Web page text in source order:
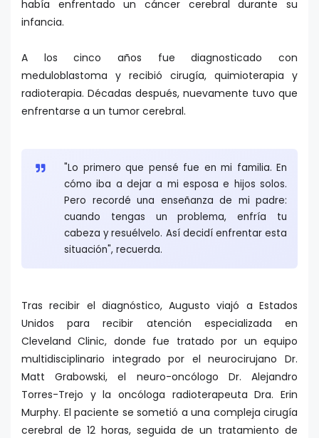
había enfrentado un cáncer cerebral durante su
infancia.
A los cinco años fue diagnosticado con
meduloblastoma y recibió cirugía, quimioterapia y
radioterapia. Décadas después, nuevamente tuvo que
enfrentarse a un tumor cerebral.
"Lo primero que pensé fue en mi familia. En
cómo iba a dejar a mi esposa e hijos solos.
Pero recordé una enseñanza de mi padre:
cuando tengas un problema, enfría tu
cabeza y resuélvelo. Así decidí enfrentar esta
situación", recuerda.
Tras recibir el diagnóstico, Augusto viajó a Estados
Unidos para recibir atención especializada en
Cleveland Clinic, donde fue tratado por un equipo
multidisciplinario integrado por el neurocirujano Dr.
Matt Grabowski, el neuro-oncólogo Dr. Alejandro
Torres-Trejo y la oncóloga radioterapeuta Dra. Erin
Murphy. El paciente se sometió a una compleja cirugía
cerebral de 12 horas, seguida de un tratamiento de